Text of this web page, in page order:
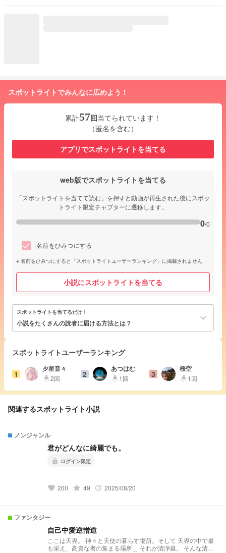
スポットライトでみんなに広めよう！
累計57回当てられています！
（匿名を含む）
アプリでスポットライトを当てる
web版でスポットライトを当てる
「スポットライトを当てて読む」を押すと動画が再生された後にスポッ
トライト限定チャプターに遷移します。
0/0
名前をひみつにする
名前をひみつにすると「スポットライトユーザーランキング」に掲載されません
小説にスポットライトを当てる
スポットライトを当てるだけ！
小説をたくさんの読者に届ける方法とは？ keyboard_arrow_down
スポットライトユーザーランキング
1
夕星音々
highlight2回 2
あつはむ
highlight 1回 3
桜空
highlight 1回
関連するスポットライト小説
ノンジャンル
君がどんなに綺麗でも。
lock ログイン限定
favorite 200 grade 49 update 2025/08/20
ファンタジー
自己中愛逆憎道
ここは天界。 神々と天使の暮らす場所。そして 天界の中で最
も栄え、高貴な者の集まる場所＿ それが清浄庭。 そんな清浄